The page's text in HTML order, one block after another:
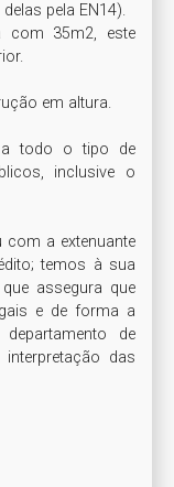
pela EN14).
com 35m2, este
em altura.
a todo o tipo de
inclusive o
a extenuante
temos à sua
assegura que
e de forma a
de
das